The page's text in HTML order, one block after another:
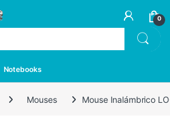
0
Notebooks
Mouses Mouse Inalámbrico